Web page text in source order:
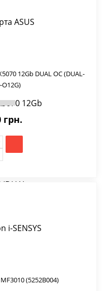
12Gb DUAL OC (DUAL-
O12G)
грн.
(5252B004)